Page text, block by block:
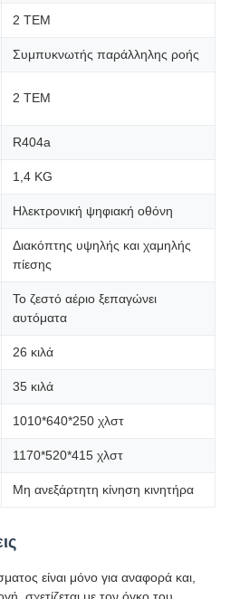
2 ΤΕΜ
Συμπυκνωτής παράλληλης ροής
2 ΤΕΜ
R404a
1,4 KG
Ηλεκτρονική ψηφιακή οθόνη
Διακόπτης υψηλής και χαμηλής
πίεσης
Το ζεστό αέριο ξεπαγώνει
αυτόματα
26 κιλά
35 κιλά
1010*640*250 χλστ
1170*520*415 χλστ
Μη ανεξάρτητη κίνηση κινητήρα
είναι μόνο για αναφορά και,